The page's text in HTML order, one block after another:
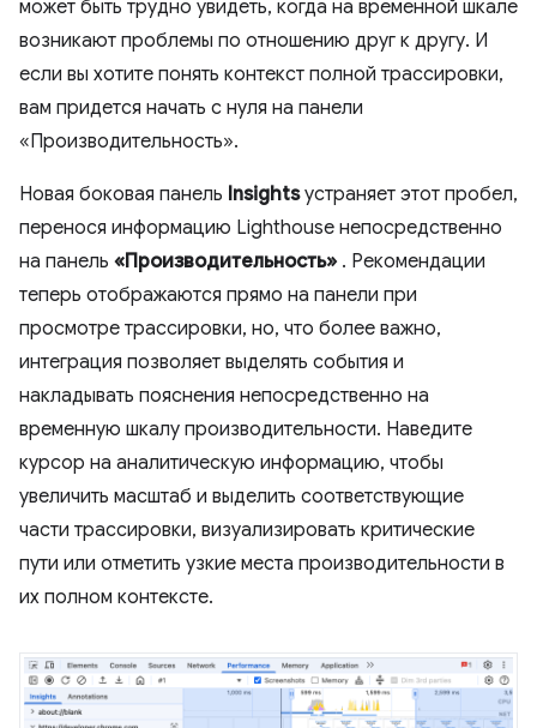
может быть трудно увидеть, когда на временной шкале
возникают проблемы по отношению друг к другу. И
если вы хотите понять контекст полной трассировки,
вам придется начать с нуля на панели
«Производительность».
Новая боковая панель Insightsустраняет этот пробел,
перенося информацию Lighthouse непосредственно
на панель «Производительность» . Рекомендации
теперь отображаются прямо на панели при
просмотре трассировки, но, что более важно,
интеграция позволяет выделять события и
накладывать пояснения непосредственно на
временную шкалу производительности. Наведите
курсор на аналитическую информацию, чтобы
увеличить масштаб и выделить соответствующие
части трассировки, визуализировать критические
пути или отметить узкие места производительности в
их полном контексте.